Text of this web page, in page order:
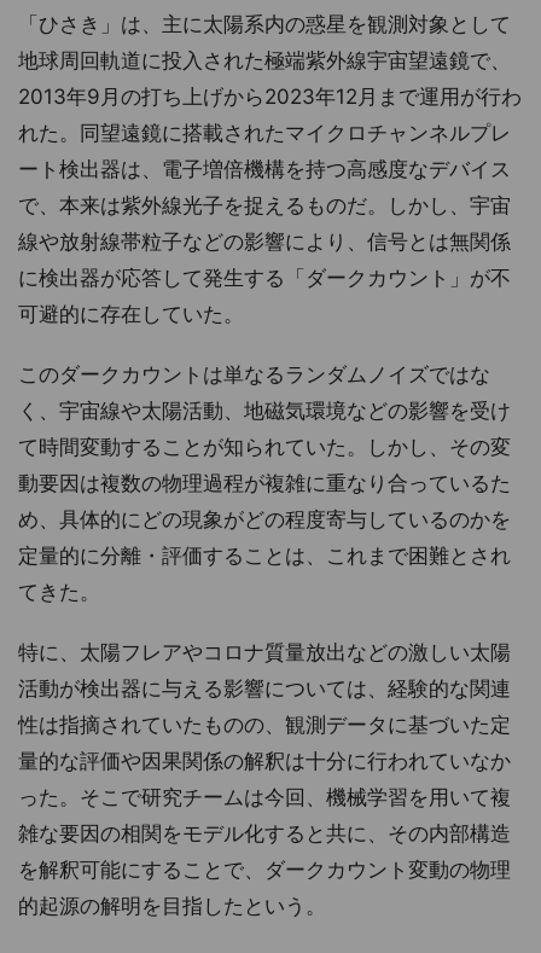
「ひさき」は、主に太陽系内の惑星を観測対象として
地球周回軌道に投入された極端紫外線宇宙望遠鏡で、
2013年9月の打ち上げから2023年12月まで運用が行わ
れた。同望遠鏡に搭載されたマイクロチャンネルプレ
ート検出器は、電子増倍機構を持つ高感度なデバイス
で、本来は紫外線光子を捉えるものだ。しかし、宇宙
線や放射線帯粒子などの影響により、信号とは無関係
に検出器が応答して発生する「ダークカウント」が不
可避的に存在していた。
このダークカウントは単なるランダムノイズではな
く、宇宙線や太陽活動、地磁気環境などの影響を受け
て時間変動することが知られていた。しかし、その変
動要因は複数の物理過程が複雑に重なり合っているた
め、具体的にどの現象がどの程度寄与しているのかを
定量的に分離・評価することは、これまで困難とされ
てきた。
特に、太陽フレアやコロナ質量放出などの激しい太陽
活動が検出器に与える影響については、経験的な関連
性は指摘されていたものの、観測データに基づいた定
量的な評価や因果関係の解釈は十分に行われていなか
った。そこで研究チームは今回、機械学習を用いて複
雑な要因の相関をモデル化すると共に、その内部構造
を解釈可能にすることで、ダークカウント変動の物理
的起源の解明を目指したという。